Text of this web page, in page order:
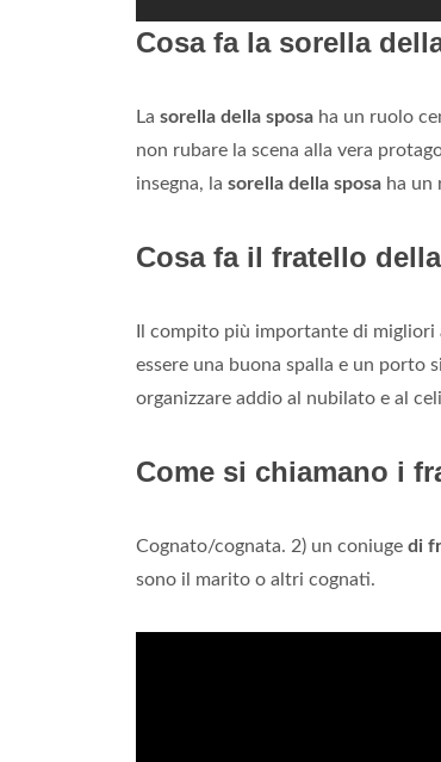
Cosa fa la sorella
La sorella della sposa ha un ruolo
non rubare la scena alla vera
insegna, la sorella della sposa ha un
Cosa fa il fratello
Il compito più importante di
essere una buona spalla e un porto
organizzare addio al nubilato e al
Come si chiamano i
Cognato/cognata. 2) un coniuge di
sono il marito o altri cognati.